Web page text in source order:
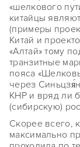
«шелкового
китайцы
(примеры
Китай и
«Алтай» тому
транзитные
пояса
через
КНР и вряд ли
(сибирскую)
Скорее всего,
максимально